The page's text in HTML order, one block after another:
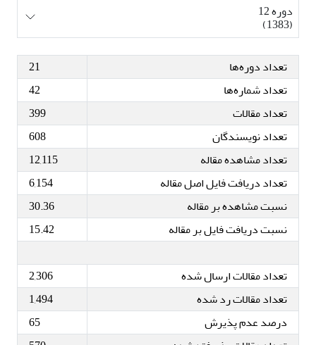
دوره 12
(1383)
تعداد دوره‌ها
21
تعداد شماره‌ها
42
تعداد مقالات
399
تعداد نویسندگان
608
تعداد مشاهده مقاله
12,115
تعداد دریافت فایل اصل مقاله
6,154
نسبت مشاهده بر مقاله
30.36
نسبت دریافت فایل بر مقاله
15.42
تعداد مقالات ارسال شده
2,306
تعداد مقالات رد شده
1,494
درصد عدم پذیرش
65